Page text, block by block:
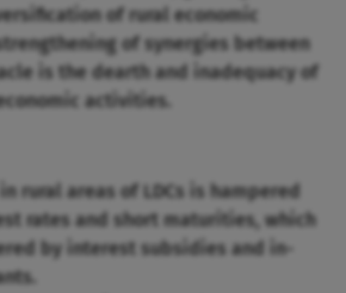
of rural economic
of synergies between
is the dearth and inadequacy of
activities.
rural areas of LDCs is hampered
rates and short maturities, which
by interest subsidies and in-